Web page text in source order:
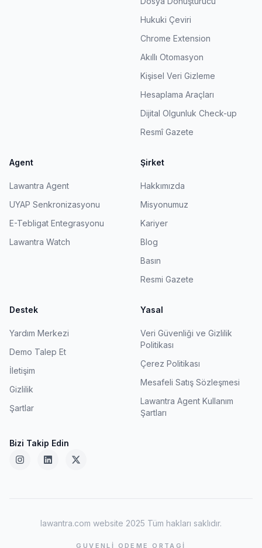
Hukuki Çeviri
Chrome Extension
Akıllı Otomasyon
Kişisel Veri Gizleme
Hesaplama Araçları
Dijital Olgunluk Check-up
Resmî Gazete
Agent
Lawantra Agent
UYAP Senkronizasyonu
E-Tebligat Entegrasyonu
Lawantra Watch
Şirket
Hakkımızda
Misyonumuz
Kariyer
Blog
Basın
Resmi Gazete
Destek
Yardım Merkezi
Demo Talep Et
İletişim
Gizlilik
Şartlar
Yasal
Veri Güvenliği ve Gizlilik
Politikası
Çerez Politikası
Mesafeli Satış Sözleşmesi
Lawantra Agent Kullanım
Şartları
Bizi Takip Edin
lawantra.com website 2025 Tüm hakları saklıdır.
GUVENLI ODEME ORTAGI